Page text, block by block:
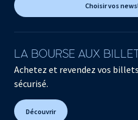
Choisir vos
LA BOURSE AUX
Achetez et revendez vos
sécurisé.
Découvrir